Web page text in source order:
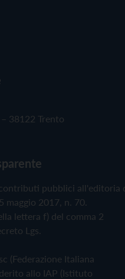
38122 Trento
pubblici all'editoria
maggio 2017, n. 70.
lettera f) del comma 2
Lgs.
(Federazione Italiana
allo IAP (Istituto